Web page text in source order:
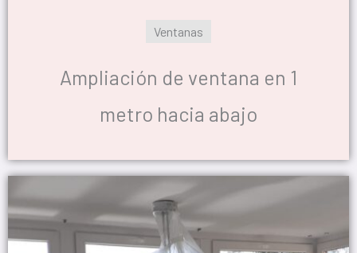
Ventanas
Ampliación de ventana en 1
metro hacia abajo